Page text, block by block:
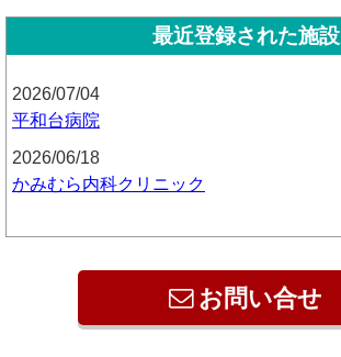
最近登録された施設
2026/07/04
平和台病院
2026/06/18
かみむら内科クリニック
お問い合せ